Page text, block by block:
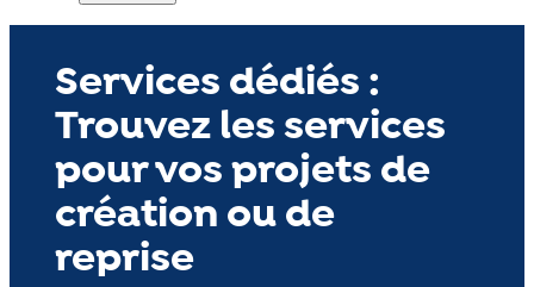
Services dédiés :
Trouvez les services
pour vos projets de
création ou de
reprise